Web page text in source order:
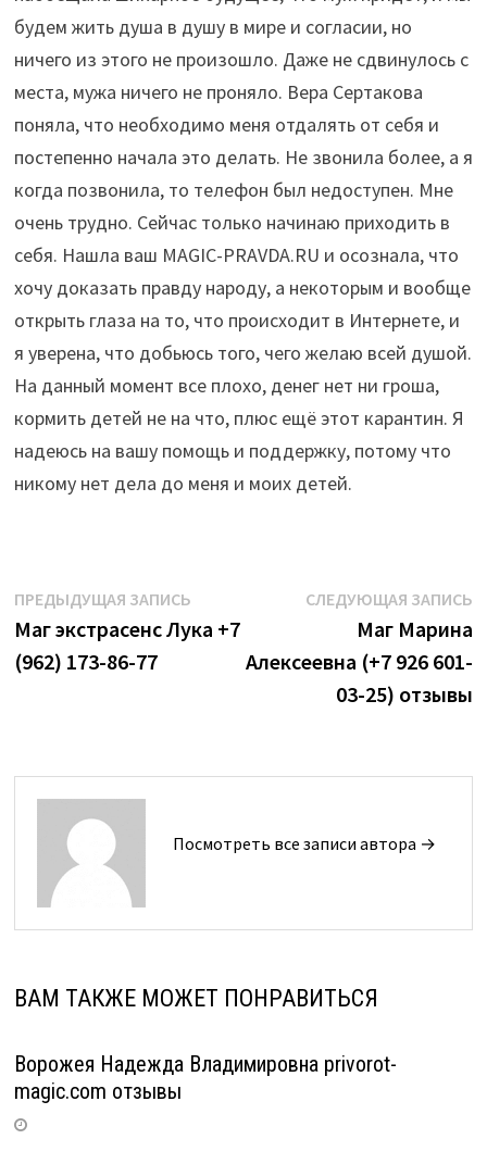
будем жить душа в душу в мире и согласии, но
ничего из этого не произошло. Даже не сдвинулось с
места, мужа ничего не проняло. Вера Сертакова
поняла, что необходимо меня отдалять от себя и
постепенно начала это делать. Не звонила более, а я
когда позвонила, то телефон был недоступен. Мне
очень трудно. Сейчас только начинаю приходить в
себя. Нашла ваш MAGIC-PRAVDA.RU и осознала, что
хочу доказать правду народу, а некоторым и вообще
открыть глаза на то, что происходит в Интернете, и
я уверена, что добьюсь того, чего желаю всей душой.
На данный момент все плохо, денег нет ни гроша,
кормить детей не на что, плюс ещё этот карантин. Я
надеюсь на вашу помощь и поддержку, потому что
никому нет дела до меня и моих детей.
Навигация
по
записям
ПРЕДЫДУЩАЯ ЗАПИСЬПредыдущая
запись:
Маг экстрасенс Лука +7
(962) 173-86-77
СЛЕДУЮЩАЯ ЗАПИСЬ
Маг Марина
Алексеевна (+7 926 601-
03-25) отзывы
Посмотреть все записи автора →
ВАМ ТАКЖЕ МОЖЕТ ПОНРАВИТЬСЯ
Ворожея Надежда Владимировна privorot-
magic.com отзывы